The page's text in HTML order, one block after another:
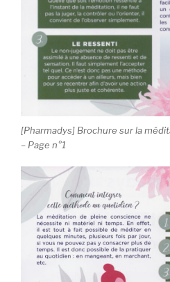
[Pharmadys] Brochure sur la
– Page n°1